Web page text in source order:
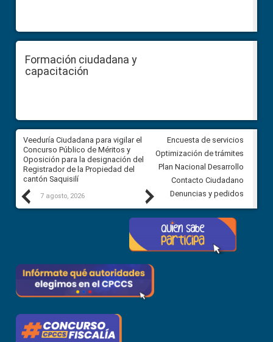
Formación ciudadana y
capacitación
Previous
Veeduría Ciudadana para vigilar el
Concurso Público de Méritos y
Oposición para la designación del
Registrador de la Propiedad del
cantón Saquisilí
7 agosto, 2026
Veeduría Ciudadana para
construcción del asfaltado de
Ballenita del cantón Santa
7 agosto, 2026
Next
Encuesta de servicios
Optimización de trámites
Plan Nacional Desarrollo
Contacto Ciudadano
Denuncias y pedidos